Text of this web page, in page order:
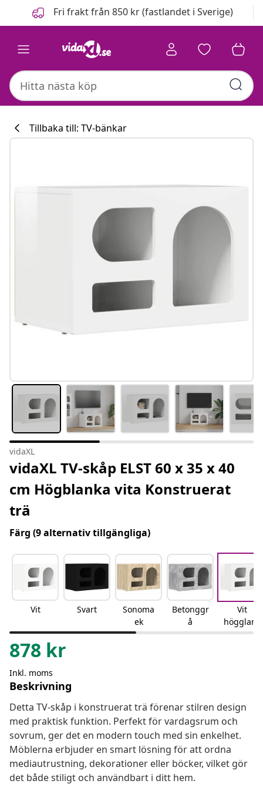
FöregåendeFri frakt från 850 kr (fastlandet i Sverige)
Tillbaka till: TV-bänkar
vidaXL
vidaXL TV-skåp ELST 60 x 35 x 40
cm Högblanka vita Konstruerat
trä
Färg (9 alternativ tillgängliga)
Vit Svart
Sonoma
ek
Betonggr
å
Vit
högglans
878 kr
Inkl. moms
Beskrivning
Detta TV-skåp i konstruerat trä förenar stilren design
med praktisk funktion. Perfekt för vardagsrum och
sovrum, ger det en modern touch med sin enkelhet.
Möblerna erbjuder en smart lösning för att ordna
mediautrustning, dekorationer eller böcker, vilket gör
det både stiligt och användbart i ditt hem.